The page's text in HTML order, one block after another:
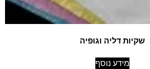
שקיות דליה וגופיה
מידע נוסף